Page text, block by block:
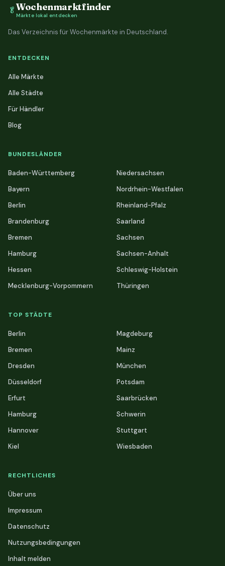
🥬Wochenmarktfinder
Märkte lokal entdecken
Das Verzeichnis für Wochenmärkte in Deutschland.
ENTDECKEN
Alle Märkte
Alle Städte
Für Händler
Blog
BUNDESLÄNDER
Baden-Württemberg
Bayern
Berlin
Brandenburg
Bremen
Hamburg
Hessen
Mecklenburg-Vorpommern
Niedersachsen
Nordrhein-Westfalen
Rheinland-Pfalz
Saarland
Sachsen
Sachsen-Anhalt
Schleswig-Holstein
Thüringen
TOP STÄDTE
Berlin
Bremen
Dresden
Düsseldorf
Erfurt
Hamburg
Hannover
Kiel
Magdeburg
Mainz
München
Potsdam
Saarbrücken
Schwerin
Stuttgart
Wiesbaden
RECHTLICHES
Über uns
Impressum
Datenschutz
Nutzungsbedingungen
Inhalt melden